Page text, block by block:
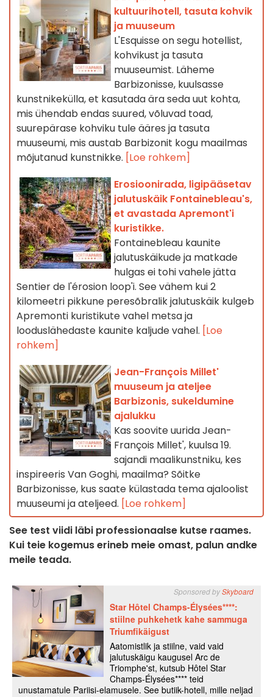
kultuurihotell, tasuta kohvik
ja muuseum
L'Esquisse on segu hotellist,
kohvikust ja tasuta
muuseumist. Läheme
Barbizonisse, kuulsasse
kunstnikekülla, et kasutada ära seda uut kohta,
mis ühendab endas suured, võluvad toad,
suurepärase kohviku tule ääres ja tasuta
muuseumi, mis austab Barbizonit kogu maailmas
mõjutanud kunstnikke. [Loe rohkem]
Erosioonirada, ligipääsetav
jalutuskäik Fontainebleau's,
et avastada Apremont'i
kuristikke.
Fontainebleau kaunite
jalutuskäikude ja matkade
hulgas ei tohi vahele jätta
Sentier de l'érosion loop'i. See vähem kui 2
kilomeetri pikkune peresõbralik jalutuskäik kulgeb
Apremonti kuristikute vahel metsa ja
looduslähedaste kaunite kaljude vahel. [Loe
rohkem]
Jean-François Millet'
muuseum ja ateljee
Barbizonis, sukeldumine
ajalukku
Kas soovite uurida Jean-
François Millet', kuulsa 19.
sajandi maalikunstniku, kes
inspireeris Van Goghi, maailma? Sõitke
Barbizonisse, kus saate külastada tema ajaloolist
muuseumi ja ateljeed. [Loe rohkem]
See test viidi läbi professionaalse kutse raames.
Kui teie kogemus erineb meie omast, palun andke
meile teada.